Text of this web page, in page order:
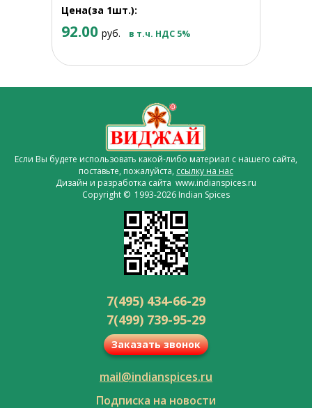
Цена(за 1шт.):
92.00 руб. в т.ч. НДС 5%
Если Вы будете использовать какой-либо материал с нашего сайта,
поставьте, пожалуйста, ссылку на нас
Дизайн и разработка сайта www.indianspices.ru
Copyright © 1993-2026 Indian Spices
7(495) 434-66-29
7(499) 739-95-29
Заказать звонок
mail@indianspices.ru
Подписка на новости